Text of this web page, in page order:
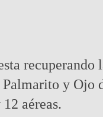
y
aéreas.